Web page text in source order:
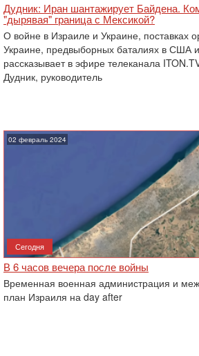
Дудник: Иран шантажирует Байдена.
"дырявая" граница с Мексикой?
О войне в Израиле и Украине, поставках
Украине, предвыборных баталиях в США
рассказывает в эфире телеканала
Дудник, руководитель
02 февраль 2024
Сегодня
В 6 часов вечера после войны
Временная военная администрация и
план Израиля на day after